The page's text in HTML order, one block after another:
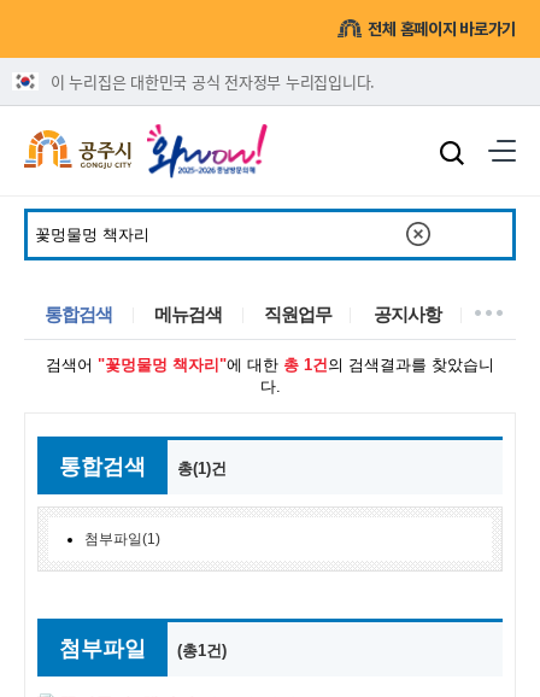
전체 홈페이지 바로가기
이 누리집은 대한민국 공식 전자정부 누리집입니다.